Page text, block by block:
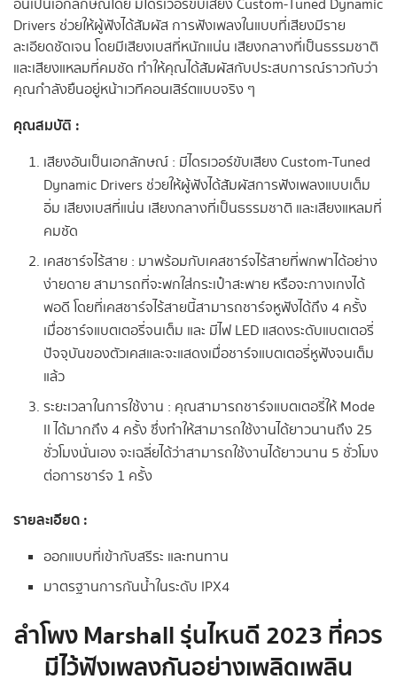
อันเป็นเอกลักษณ์โดย มีไดรเวอร์ขับเสียง Custom-Tuned Dynamic
Drivers ช่วยให้ผู้ฟังได้สัมผัส การฟังเพลงในแบบที่เสียงมีราย
ละเอียดชัดเจน โดยมีเสียงเบสที่หนักแน่น เสียงกลางที่เป็นธรรมชาติ
และเสียงแหลมที่คมชัด ทำให้คุณได้สัมผัสกับประสบการณ์ราวกับว่า
คุณกำลังยืนอยู่หน้าเวทีคอนเสิร์ตแบบจริง ๆ
คุณสมบัติ :
เสียงอันเป็นเอกลักษณ์ : มีไดรเวอร์ขับเสียง Custom-Tuned
Dynamic Drivers ช่วยให้ผู้ฟังได้สัมผัสการฟังเพลงแบบเต็ม
อิ่ม เสียงเบสที่แน่น เสียงกลางที่เป็นธรรมชาติ และเสียงแหลมที่
คมชัด
เคสชาร์จไร้สาย : มาพร้อมกับเคสชาร์จไร้สายที่พกพาได้อย่าง
ง่ายดาย สามารถที่จะพกใส่กระเป๋าสะพาย หรือจะกางเกงได้
พอดี โดยที่เคสชาร์จไร้สายนี้สามารถชาร์จหูฟังได้ถึง 4 ครั้ง
เมื่อชาร์จแบตเตอรี่จนเต็ม และ มีไฟ LED แสดงระดับแบตเตอรี่
ปัจจุบันของตัวเคสและจะแสดงเมื่อชาร์จแบตเตอรี่หูฟังจนเต็ม
แล้ว
ระยะเวลาในการใช้งาน : คุณสามารถชาร์จแบตเตอรี่ให้ Mode
II ได้มากถึง 4 ครั้ง ซึ่งทำให้สามารถใช้งานได้ยาวนานถึง 25
ชั่วโมงนั่นเอง จะเฉลี่ยได้ว่าสามารถใช้งานได้ยาวนาน 5 ชั่วโมง
ต่อการชาร์จ 1 ครั้ง
รายละเอียด :
ออกแบบที่เข้ากับสรีระ และทนทาน
มาตรฐานการกันน้ำในระดับ IPX4
ลำโพง Marshall รุ่นไหนดี 2023 ที่ควร
มีไว้ฟังเพลงกันอย่างเพลิดเพลิน